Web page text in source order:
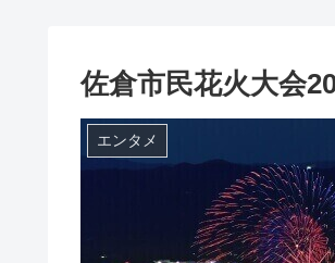
佐倉市民花火大会
エンタメ